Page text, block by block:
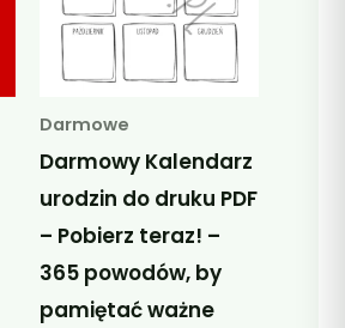
Darmowe
Darmowy Kalendarz
urodzin do druku PDF
– Pobierz teraz! –
365 powodów, by
pamiętać ważne